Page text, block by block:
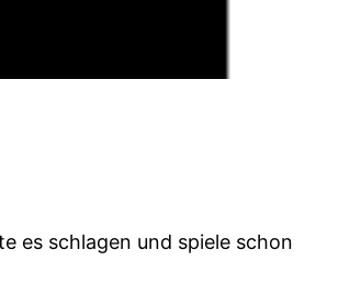
es schlagen und spiele schon